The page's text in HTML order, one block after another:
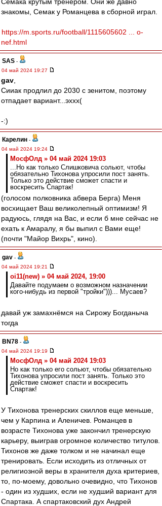
знакомы, Семак у Романцева в сборной играл.
https://m.sports.ru/football/1115605602 ... o-
nef.html
SAS -
04 май 2024 19:27
gav
Сииак продлил до 2030 с зенитом, поэтому
отпадает вариант...эххх(
-:)
Карелин -
04 май 2024 19:24
МосфОлд » 04 май 2024 19:03
...Но как только Слишковича сольют, чтобы
обязательно Тихонова упросили пост занять.
Только это действие сможет спасти и
воскресить Спартак!
(голосом полковника абвера Берга) Меня
восхищает Ваш великолепный оптимизм! Я
радуюсь, глядя на Вас, и если б мне сейчас не
ехать к Амаралу, я бы выпил с Вами еще!
(почти "Майор Вихрь", кино).
gav -
04 май 2024 19:21
oi11(new) » 04 май 2024, 19:00
Давайте подумаем о возможном назначении
кого-нибудь из первой "тройки")))... Мусаев?
давай уж замахнёмся на Сирожу Богданыча
тогда
BN78 -
04 май 2024 19:19
МосфОлд » 04 май 2024 19:03
Но как только его сольют, чтобы обязательно
Тихонова упросили пост занять. Только это
действие сможет спасти и воскресить
Спартак!
У Тихонова тренерских скиллов еще меньше,
чем у Карпина и Аленичев. Романцев в
возрасте Тихонова уже закончил тренерскую
карьеру, выиграв огромное количество титулов.
Тихонов же даже толком и не начинал еще
тренировать. Если исходить из отличных от
религиозной веры в хранителя духа критериев,
то, по-моему, довольно очевидно, что Тихонов
- один из худших, если не худший вариант для
Спартака. А спартаковский дух Андрей